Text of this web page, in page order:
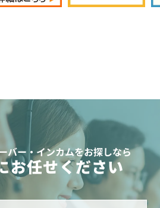
バー・インカムをお探しなら
お任せください